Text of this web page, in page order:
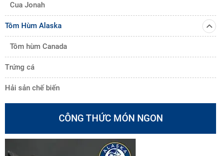
Cua Jonah
Tôm Hùm Alaska
Tôm hùm Canada
Trứng cá
Hải sản chế biến
CÔNG THỨC MÓN NGON